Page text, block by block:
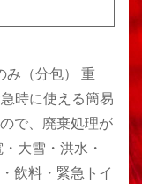
み（分包） 重
時に使える簡易
で、廃棄処理が
大雪・洪水・
飲料・緊急トイ